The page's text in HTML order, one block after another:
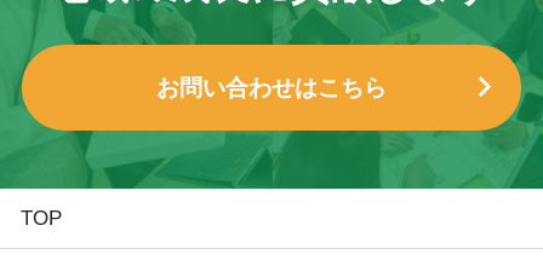
お問い合わせはこちら
TOP